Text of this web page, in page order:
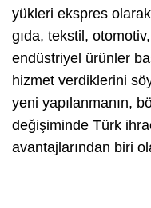
yükleri ekspres olarak
gıda, tekstil,
endüstriyel ürünler
hizmet verdiklerini
yeni yapılanmanın,
değişiminde Türk
avantajlarından biri